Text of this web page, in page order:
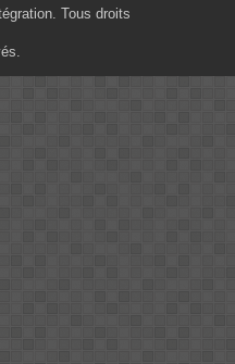
Tous droits